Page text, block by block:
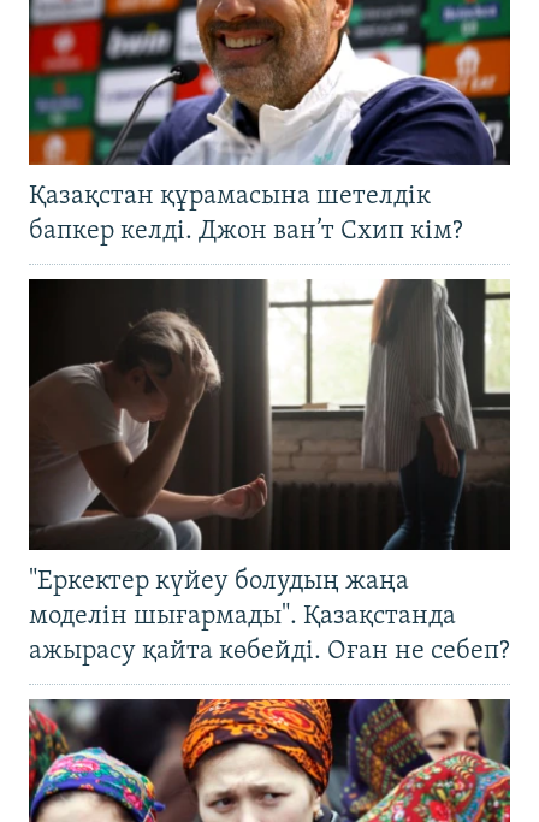
Қазақстан құрамасына шетелдік
бапкер келді. Джон ван’т Схип кім?
"Еркектер күйеу болудың жаңа
моделін шығармады". Қазақстанда
ажырасу қайта көбейді. Оған не себеп?